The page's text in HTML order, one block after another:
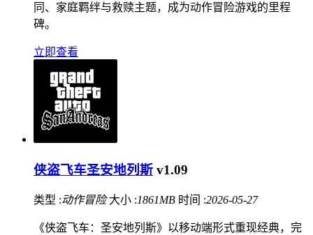
同、家庭羁绊与救赎主题，成为动作冒险游戏的里程
碑。
立即查看
侠盗飞车圣安地列斯 v1.09
类型 :动作冒险 大小 :1861MB 时间 :2026-05-27
《侠盗飞车：圣安地列斯》以移动端形式重现经典，完